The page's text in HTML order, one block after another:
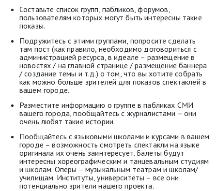
Составьте список групп, пабликов, форумов,
пользователям которых могут быть интересны такие
показы.
Подружитесь с этими группами, попросите сделать
там пост (как правило, необходимо договориться с
администрацией ресурса, в идеале – размещение в
новостях / на главной странице / размещение баннера
/ создание темы и т.д.) о том, что вы хотите собрать
как можно больше зрителей для показов спектаклей в
вашем городе.
Разместите информацию о группе в пабликах СМИ
вашего города, пообщайтесь с журналистами – они
очень любят такие истории.
Пообщайтесь с языковыми школами и курсами в вашем
городе –возможность смотреть спектакли на языке
оригинала их очень заинтересует. Балеты будут
интересны хореографическим и танцевальным студиям
и школам. Оперы – музыкальным театрам и школам/
училищам. Институты, университеты – все они
потенциально зрители нашего проекта.